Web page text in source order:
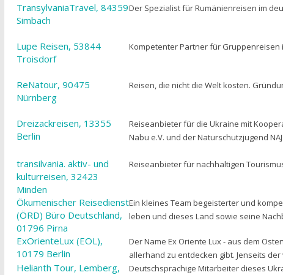
TransylvaniaTravel, 84359
Simbach
Der Spezialist für Rumänienreisen im
Lupe Reisen, 53844
Troisdorf
Kompetenter Partner für Gruppenreisen
ReNatour, 90475
Nürnberg
Reisen, die nicht die Welt kosten.
Dreizackreisen, 13355
Berlin
Reiseanbieter für die Ukraine mit
Nabu e.V. und der Naturschutzjugend
transilvania. aktiv- und
kulturreisen, 32423
Minden
Reiseanbieter für nachhaltigen
Ökumenischer Reisedienst
(ÖRD) Büro Deutschland,
01796 Pirna
Ein kleines Team begeisterter und
leben und dieses Land sowie seine
ExOrienteLux (EOL),
10179 Berlin
Der Name Ex Oriente Lux - aus dem
allerhand zu entdecken gibt. Jenseits
Helianth Tour, Lemberg,
Deutschsprachige Mitarbeiter dieses